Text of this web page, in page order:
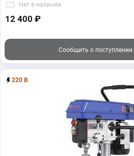
Нет в наличии
12 400 ₽
Сообщить о поступлении
220 В